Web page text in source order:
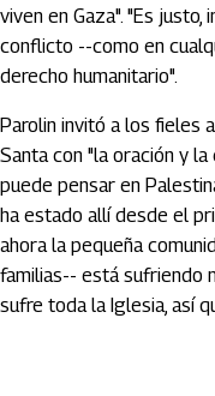
viven en Gaza". "Es
conflicto --como en
derecho humanitario".
Parolin invitó a los fieles
Santa con "la oración y la
puede pensar en
ha estado allí desde el
ahora la pequeña
familias-- está sufriendo
sufre toda la Iglesia, así